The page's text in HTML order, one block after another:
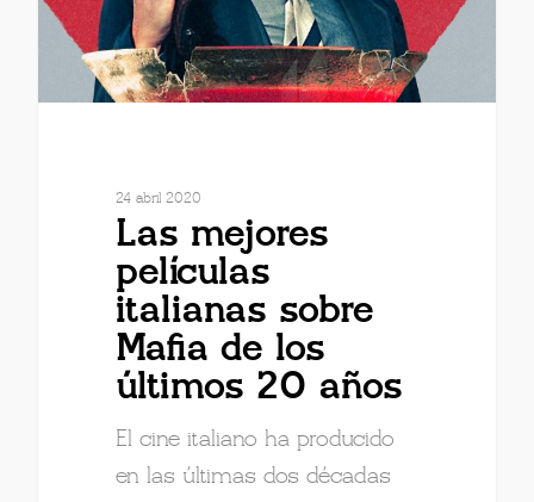
24 abril 2020
Las mejores
películas
italianas sobre
Mafia de los
últimos 20 años
El cine italiano ha producido
en las últimas dos décadas